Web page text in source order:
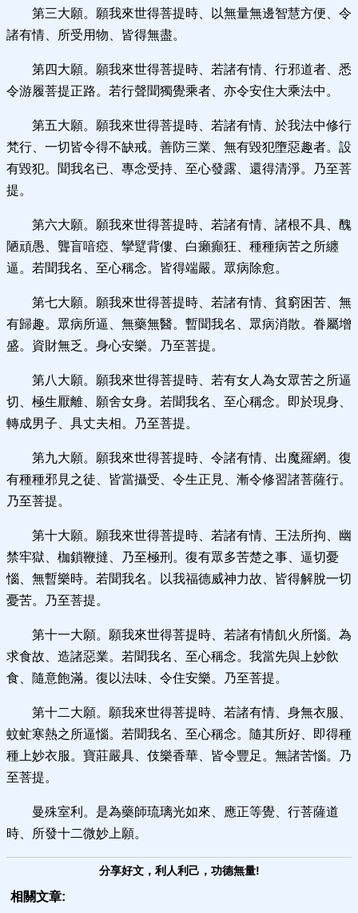
第三大願。願我來世得菩提時、以無量無邊智慧方便、令
諸有情、所受用物、皆得無盡。
第四大願。願我來世得菩提時、若諸有情、行邪道者、悉
令游履菩提正路。若行聲聞獨覺乘者、亦令安住大乘法中。
第五大願。願我來世得菩提時、若諸有情、於我法中修行
梵行、一切皆令得不缺戒。善防三業、無有毀犯墮惡趣者。設
有毀犯。聞我名已、專念受持、至心發露、還得清淨。乃至菩
提。
第六大願。願我來世得菩提時、若諸有情、諸根不具、醜
陋頑愚、聾盲喑瘂、攣躄背僂、白癩癲狂、種種病苦之所纏
逼。若聞我名、至心稱念。皆得端嚴。眾病除愈。
第七大願。願我來世得菩提時、若諸有情、貧窮困苦、無
有歸趣。眾病所逼、無藥無醫。暫聞我名、眾病消散。眷屬增
盛。資財無乏。身心安樂。乃至菩提。
第八大願。願我來世得菩提時、若有女人為女眾苦之所逼
切、極生厭離、願舍女身。若聞我名、至心稱念。即於現身、
轉成男子、具丈夫相。乃至菩提。
第九大願。願我來世得菩提時、令諸有情、出魔羅網。復
有種種邪見之徒、皆當攝受、令生正見、漸令修習諸菩薩行。
乃至菩提。
第十大願。願我來世得菩提時、若諸有情、王法所拘、幽
禁牢獄、枷鎖鞭撻、乃至極刑。復有眾多苦楚之事、逼切憂
惱、無暫樂時。若聞我名。以我福德威神力故、皆得解脫一切
憂苦。乃至菩提。
第十一大願。願我來世得菩提時、若諸有情飢火所惱。為
求食故、造諸惡業。若聞我名、至心稱念。我當先與上妙飲
食、隨意飽滿。復以法味、令住安樂。乃至菩提。
第十二大願。願我來世得菩提時、若諸有情、身無衣服、
蚊虻寒熱之所逼惱。若聞我名、至心稱念。隨其所好、即得種
種上妙衣服。寶莊嚴具、伎樂香華、皆令豐足。無諸苦惱。乃
至菩提。
曼殊室利。是為藥師琉璃光如來、應正等覺、行菩薩道
時、所發十二微妙上願。
分享好文，利人利己，功德無量!
相關文章: